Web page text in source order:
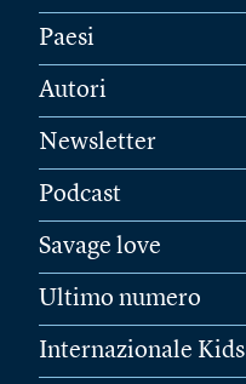
Paesi
Autori
Newsletter
Podcast
Savage love
Ultimo numero
Internazionale Kids